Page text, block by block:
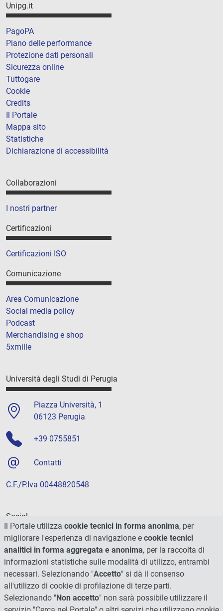
Unipg.it
PagoPA
Piano delle performance
Protezione dati personali
Sicurezza online
Tuttogare
Cookie
Credits
Il Portale
Mappa sito
Statistiche
Dichiarazione di accessibilità
Collaborazioni
I nostri partner
Certificazioni
Certificazioni ISO
Comunicazione
Area Comunicazione
Social media policy
Podcast
Merchandising e shop
5xmille
Università degli Studi di Perugia
Piazza Università, 1
06123 Perugia
+39 0755851
Contatti
C.F./P.Iva 00448820548
Social
Il Portale utilizza cookie tecnici in forma anonima, per
migliorare l'esperienza di navigazione e cookie tecnici
analitici in forma aggregata e anonima, per la raccolta di
informazioni statistiche sulle modalità di utilizzo, entrambi
necessari. Selezionando "Accetto" si dà il consenso
all'utilizzo di cookie di profilazione di terze parti.
Selezionando "Non accetto" non sarà possibile utilizzare il